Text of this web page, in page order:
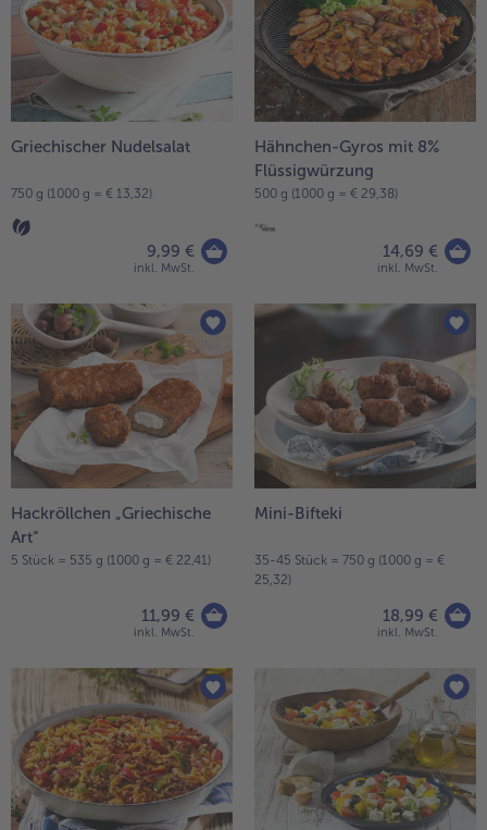
alle Wein & Spirituosen
Küchenutensilien
alle Küchenutensilien
Kuchen & Torten
alle Kuchen & Torten
alle BIO
bofrost*free
alle bofrost*free
alle High Protein
bofrost*plus.
alle bofrost*plus.
Pflanzliche Alternativprodukte
alle Pflanzliche Alternativprodukte
Heißluftfritteuse
Griechischer Nudelsalat
750 g (1000 g = € 13,32)
9,99 €
inkl. MwSt.
Hähnchen-Gyros mit 8%
Flüssigwürzung
500 g (1000 g = € 29,38)
14,69 €
inkl. MwSt.
Hackröllchen „Griechische
Art“
5 Stück = 535 g (1000 g = € 22,41)
11,99 €
inkl. MwSt.
Mini-Bifteki
35-45 Stück = 750 g (1000 g = €
25,32)
18,99 €
inkl. MwSt.